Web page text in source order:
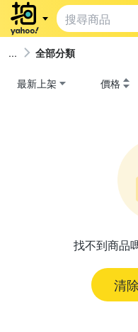
全部分類
最新上架 價格
找不到商品
清